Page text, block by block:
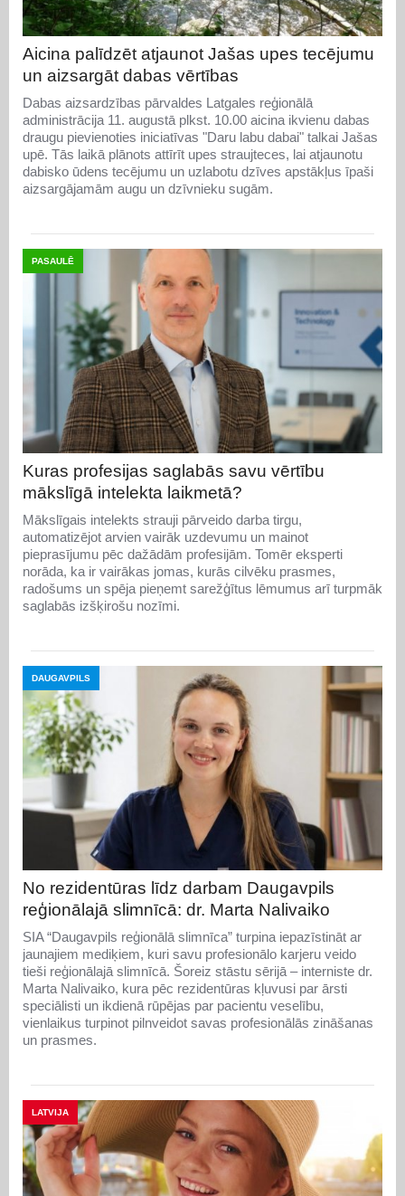
Aicina palīdzēt atjaunot Jašas upes tecējumu
un aizsargāt dabas vērtības
Dabas aizsardzības pārvaldes Latgales reģionālā
administrācija 11. augustā plkst. 10.00 aicina ikvienu dabas
draugu pievienoties iniciatīvas "Daru labu dabai" talkai Jašas
upē. Tās laikā plānots attīrīt upes straujteces, lai atjaunotu
dabisko ūdens tecējumu un uzlabotu dzīves apstākļus īpaši
aizsargājamām augu un dzīvnieku sugām.
PASAULĒ
Kuras profesijas saglabās savu vērtību
mākslīgā intelekta laikmetā?
Mākslīgais intelekts strauji pārveido darba tirgu,
automatizējot arvien vairāk uzdevumu un mainot
pieprasījumu pēc dažādām profesijām. Tomēr eksperti
norāda, ka ir vairākas jomas, kurās cilvēku prasmes,
radošums un spēja pieņemt sarežģītus lēmumus arī turpmāk
saglabās izšķirošu nozīmi.
DAUGAVPILS
No rezidentūras līdz darbam Daugavpils
reģionālajā slimnīcā: dr. Marta Nalivaiko
SIA “Daugavpils reģionālā slimnīca” turpina iepazīstināt ar
jaunajiem mediķiem, kuri savu profesionālo karjeru veido
tieši reģionālajā slimnīcā. Šoreiz stāstu sērijā – interniste dr.
Marta Nalivaiko, kura pēc rezidentūras kļuvusi par ārsti
speciālisti un ikdienā rūpējas par pacientu veselību,
vienlaikus turpinot pilnveidot savas profesionālās zināšanas
un prasmes.
LATVIJA